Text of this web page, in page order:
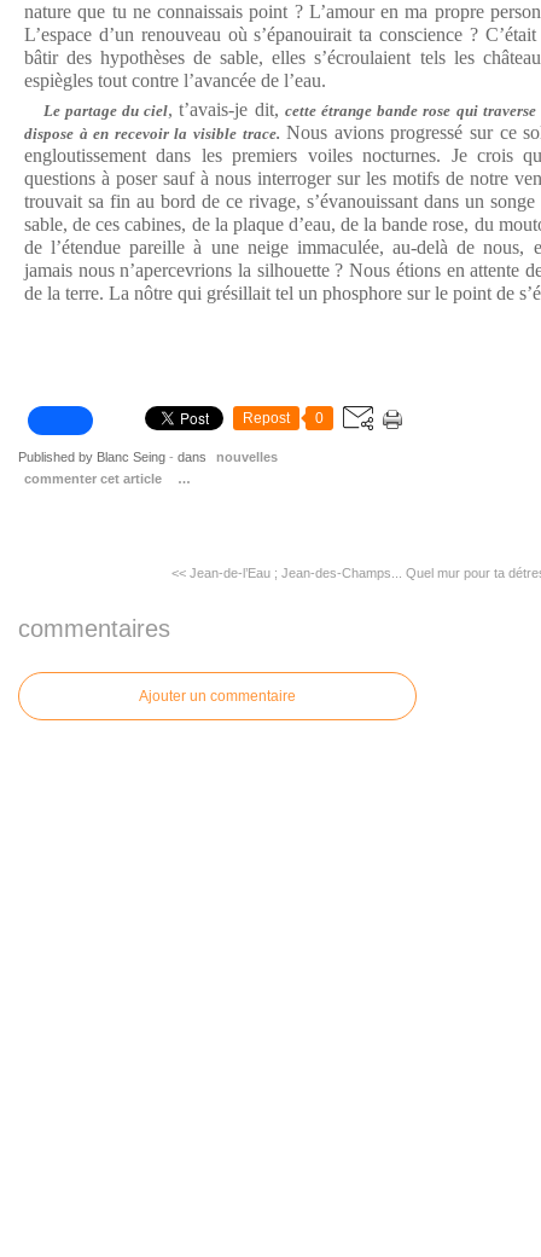
nature que tu ne connaissais point ? L’amour en ma propre
L’espace d’un renouveau où s’épanouirait ta conscience ?
bâtir des hypothèses de sable, elles s’écroulaient tels les
espiègles tout contre l’avancée de l’eau.
Le partage du ciel, t’avais-je dit, cette étrange bande rose qui
dispose à en recevoir la visible trace. Nous avions progressé sur ce
engloutissement dans les premiers voiles nocturnes. Je crois
questions à poser sauf à nous interroger sur les motifs de notre
trouvait sa fin au bord de ce rivage, s’évanouissant dans un
sable, de ces cabines, de la plaque d’eau, de la bande rose, du
de l’étendue pareille à une neige immaculée, au-delà de nous,
jamais nous n’apercevrions la silhouette ? Nous étions en attente
de la terre. La nôtre qui grésillait tel un phosphore sur le point de
Repost 0
Published by Blanc Seing - dans
nouvelles
commenter cet article
…
<< Jean-de-l’Eau ; Jean-des-Champs... Quel mur pour ta
commentaires
Ajouter un commentaire